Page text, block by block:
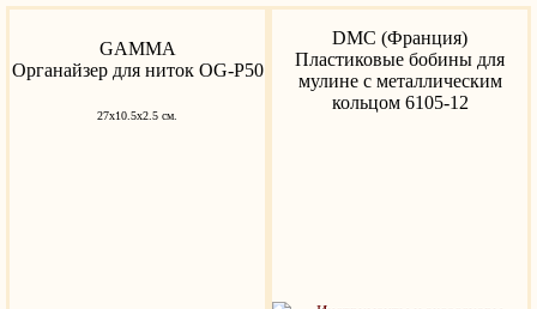
GAMMA
Органайзер для ниток OG-P50
27х10.5х2.5 см.
DMC (Франция)
Пластиковые бобины для
мулине с металлическим
кольцом 6105-12